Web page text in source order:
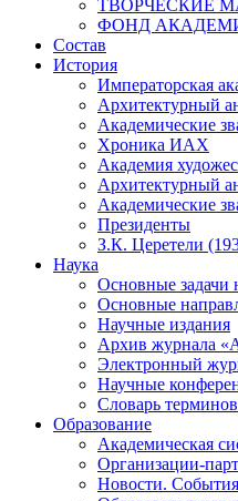
ТВОРЧЕСКИЕ
ФОНД
Состав
История
Императорская
Архитектурный
Академические
Хроника ИАХ
Академия
Архитектурный
Академические
Президенты
З.К. Церетели
Наука
Основные задачи
Основные
Научные издания
Архив журнала
Электронный
Научные
Словарь терминов
Образование
Академическая
Организации-
Новости.